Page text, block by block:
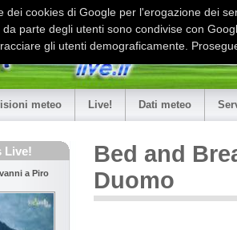
meteo Live! Dati meteo
Live!
a Piro
Bed and
Duomo
dei cookies di Google per l'erogazione dei
parte degli utenti sono condivise con
gli utenti demograficamente.